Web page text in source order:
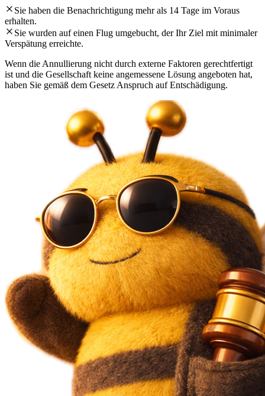
Sie haben die Benachrichtigung mehr als 14 Tage im Voraus
erhalten.
Sie wurden auf einen Flug umgebucht, der Ihr Ziel mit minimaler
Verspätung erreichte.
Wenn die Annullierung nicht durch externe Faktoren gerechtfertigt
ist und die Gesellschaft keine angemessene Lösung angeboten hat,
haben Sie gemäß dem Gesetz Anspruch auf Entschädigung.